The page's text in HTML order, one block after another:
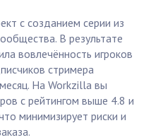
с созданием серии из
В результате
вовлечённость игроков
стримера
На Workzilla вы
с рейтингом выше 4.8 и
минимизирует риски и